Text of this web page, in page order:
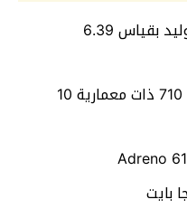
: نوع سوبر أموليد بقياس 6.39
: سناب دراجون 710 ذات معمارية 10